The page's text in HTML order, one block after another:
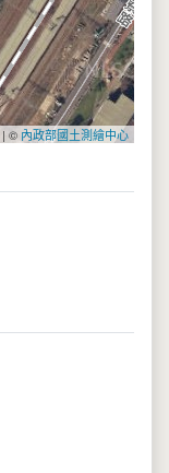
| © 內政部國土測繪中心